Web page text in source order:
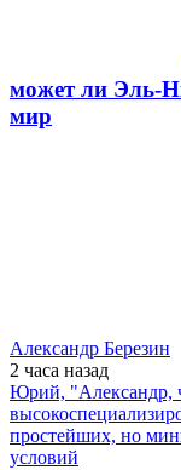
может ли Эль-
мир
Александр Березин
2 часа назад
Юрий, "Александр,
простейших, но
условий